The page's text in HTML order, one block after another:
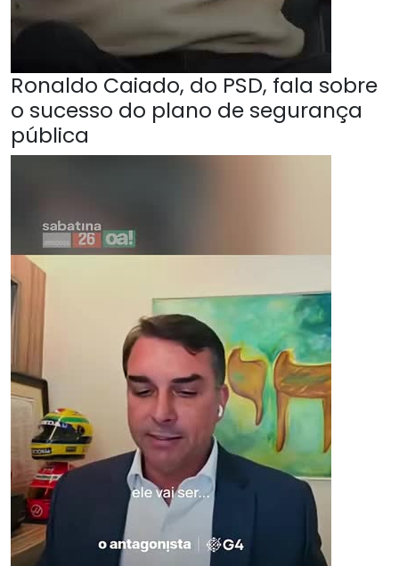
Ronaldo Caiado, do PSD, fala sobre
o sucesso do plano de segurança
pública